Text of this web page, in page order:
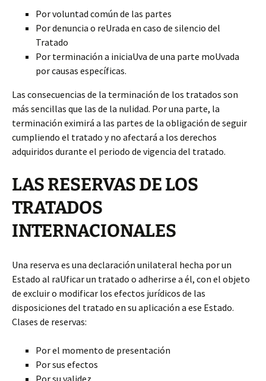
Por voluntad común de las partes
Por denuncia o reUrada en caso de silencio del
Tratado
Por terminación a iniciaUva de una parte moUvada
por causas específicas.
Las consecuencias de la terminación de los tratados son
más sencillas que las de la nulidad. Por una parte, la
terminación eximirá a las partes de la obligación de seguir
cumpliendo el tratado y no afectará a los derechos
adquiridos durante el periodo de vigencia del tratado.
LAS RESERVAS DE LOS
TRATADOS
INTERNACIONALES
Una reserva es una declaración unilateral hecha por un
Estado al raUficar un tratado o adherirse a él, con el objeto
de excluir o modificar los efectos jurídicos de las
disposiciones del tratado en su aplicación a ese Estado.
Clases de reservas:
Por el momento de presentación
Por sus efectos
Por su validez